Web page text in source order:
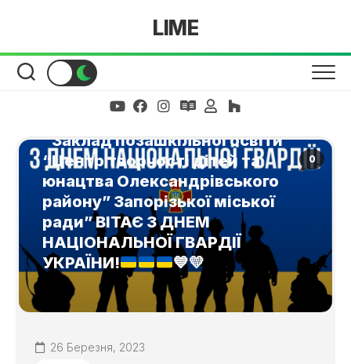
LIME
0
“Заклад позашкільної освіти
“Центр творчості дітей та
юнацтва Олександрівського
району” Запорізької міської
ради” ВІТАЄ З ДНЕМ
НАЦІОНАЛЬНОЇ ГВАРДІЇ
УКРАЇНИ!
💙💛
26 Березня, 2023